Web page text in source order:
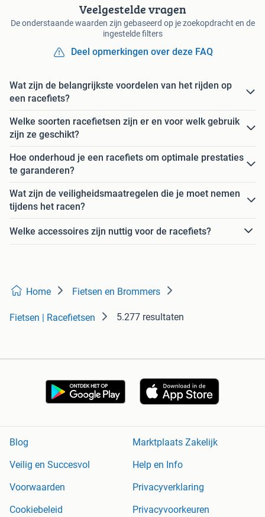
Veelgestelde vragen
De onderstaande waarden zijn gebaseerd op je zoekopdracht en de
ingestelde filters
Deel opmerkingen over deze FAQ
Wat zijn de belangrijkste voordelen van het rijden op
een racefiets?
Welke soorten racefietsen zijn er en voor welk gebruik
zijn ze geschikt?
Hoe onderhoud je een racefiets om optimale prestaties
te garanderen?
Wat zijn de veiligheidsmaatregelen die je moet nemen
tijdens het racen?
Welke accessoires zijn nuttig voor de racefiets?
Home Fietsen en Brommers
Fietsen | Racefietsen 5.277 resultaten
Blog
Marktplaats Zakelijk
Veilig en Succesvol
Help en Info
Voorwaarden
Privacyverklaring
Cookiebeleid
Privacyvoorkeuren